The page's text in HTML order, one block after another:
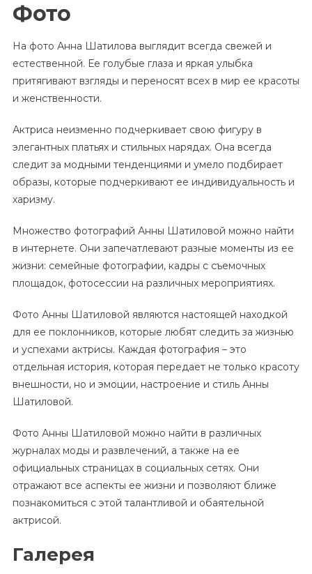
Фото
На фото Анна Шатилова выглядит всегда свежей и
естественной. Ее голубые глаза и яркая улыбка
притягивают взгляды и переносят всех в мир ее красоты
и женственности.
Актриса неизменно подчеркивает свою фигуру в
элегантных платьях и стильных нарядах. Она всегда
следит за модными тенденциями и умело подбирает
образы, которые подчеркивают ее индивидуальность и
харизму.
Множество фотографий Анны Шатиловой можно найти
в интернете. Они запечатлевают разные моменты из ее
жизни: семейные фотографии, кадры с съемочных
площадок, фотосессии на различных мероприятиях.
Фото Анны Шатиловой являются настоящей находкой
для ее поклонников, которые любят следить за жизнью
и успехами актрисы. Каждая фотография – это
отдельная история, которая передает не только красоту
внешности, но и эмоции, настроение и стиль Анны
Шатиловой.
Фото Анны Шатиловой можно найти в различных
журналах моды и развлечений, а также на ее
официальных страницах в социальных сетях. Они
отражают все аспекты ее жизни и позволяют ближе
познакомиться с этой талантливой и обаятельной
актрисой.
Галерея